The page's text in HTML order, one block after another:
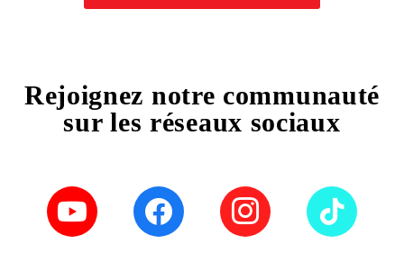
Rejoignez notre communauté
sur les réseaux sociaux